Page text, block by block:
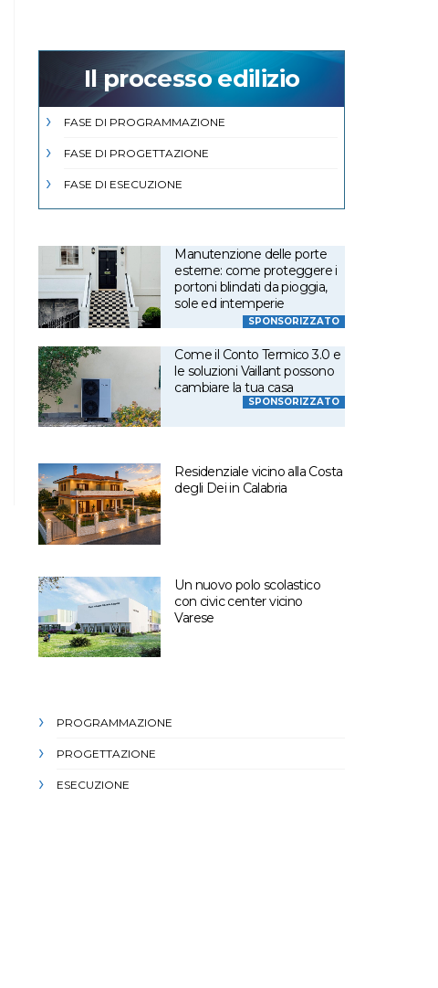
Il processo edilizio
FASE DI PROGRAMMAZIONE
FASE DI PROGETTAZIONE
FASE DI ESECUZIONE
Manutenzione delle porte
esterne: come proteggere i
portoni blindati da pioggia,
sole ed intemperie
SPONSORIZZATO
Come il Conto Termico 3.0 e
le soluzioni Vaillant possono
cambiare la tua casa
SPONSORIZZATO
Residenziale vicino alla Costa
degli Dei in Calabria
Un nuovo polo scolastico
con civic center vicino
Varese
PROGRAMMAZIONE
PROGETTAZIONE
ESECUZIONE